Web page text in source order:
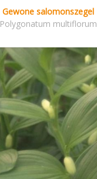
Gewone salomonszegel
Polygonatum multiflorum